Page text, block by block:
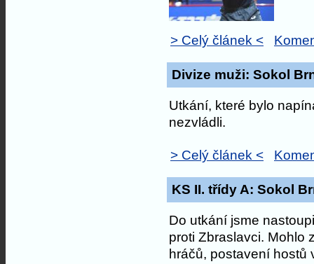
> Celý článek <
Divize muži: Sokol
Utkání, které bylo
nezvládli.
> Celý článek <
KS II. třídy A: Sokol
Do utkání jsme
proti Zbraslavci. Mohlo
hráčů, postavení hostů